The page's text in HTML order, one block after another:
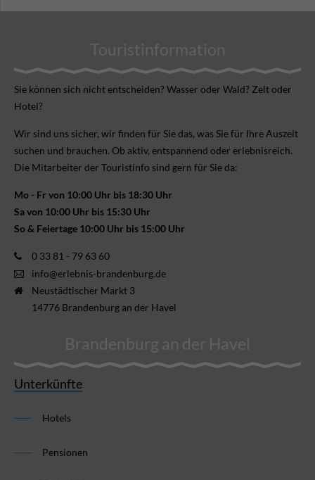
Touristinformation
Sie können sich nicht ent­scheiden? Wasser oder Wald? Zelt oder
Hotel?
Wir sind uns sicher, wir finden für Sie das, was Sie für Ihre Aus­zeit
suchen und brauchen. Ob aktiv, ent­spannend oder erlebnis­reich.
Die Mitarbeiter der Touristinfo sind gern für Sie da:
Mo - Fr von 10:00 Uhr bis 18:30 Uhr
Sa von 10:00 Uhr bis 15:30 Uhr
So & Feiertage 10:00 Uhr bis 15:00 Uhr
0 33 81 - 79 63 60
info@erlebnis-brandenburg.de
Neustädtischer Markt 3
14776 Brandenburg an der Havel
Brandenburg an der Havel
Unterkünfte
Hotels
Pensionen